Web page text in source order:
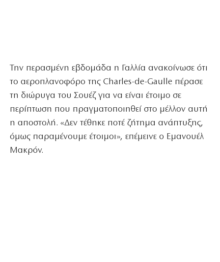
Την περασμένη εβδομάδα η Γαλλία ανακοίνωσε ότι
το αεροπλανοφόρο της Charles-de-Gaulle πέρασε
τη διώρυγα του Σουέζ για να είναι έτοιμο σε
περίπτωση που πραγματοποιηθεί στο μέλλον αυτή
η αποστολή. «Δεν τέθηκε ποτέ ζήτημα ανάπτυξης,
όμως παραμένουμε έτοιμοι», επέμεινε ο Εμανουέλ
Μακρόν.